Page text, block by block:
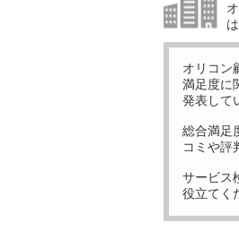
オリコン
満足度に
発表して
総合満足
コミや評
サービス
役立てく